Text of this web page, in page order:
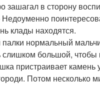
в сторону
клады находятся.
нормальный
большой, чтобы
пристраивает
Потом несколько